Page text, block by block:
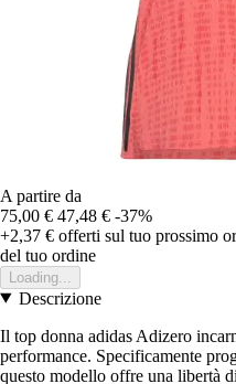
A partire da
75,00 € 47,48 € -37%
+2,37 € offerti sul tuo prossimo
del tuo ordine
Loading...
Descrizione
Il top donna adidas Adizero
performance. Specificamente
questo modello offre una libertà